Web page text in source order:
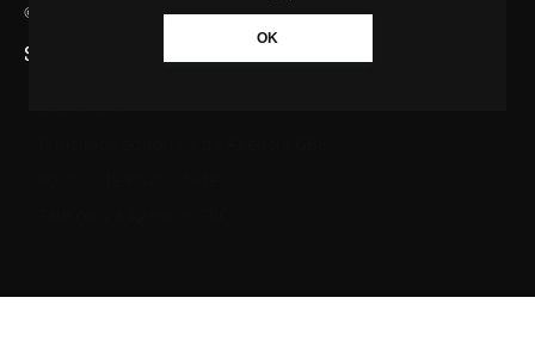
OK
© Agência GBC. Aqui tem notícia. Todos os direitos reservados.
SAIBA MAIS SOBRE A AGÊNCIA GBC